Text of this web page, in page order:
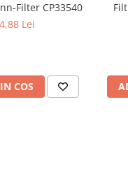
Filter CP33540
Lei
COS